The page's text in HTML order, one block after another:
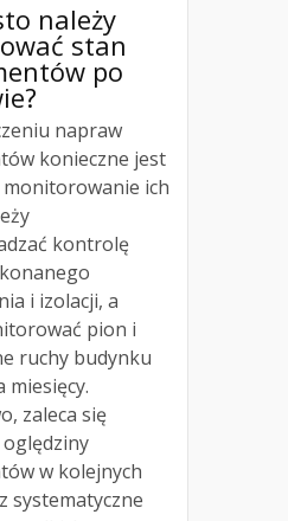
należy
stan
po
napraw
konieczne jest
ich
kontrolę
i izolacji, a
pion i
ruchy budynku
miesięcy.
zaleca się
w kolejnych
systematyczne